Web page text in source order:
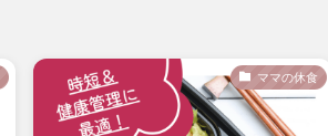
ママの休食